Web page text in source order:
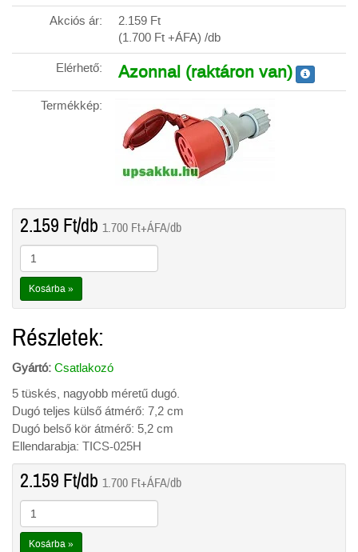
Akciós ár:
2.159 Ft
(1.700 Ft +ÁFA) /db
Elérhető:
Azonnal (raktáron van)
Termékkép:
2.159 Ft/db 1.700 Ft+ÁFA/db
Kosárba »
Részletek:
Gyártó: Csatlakozó
5 tüskés, nagyobb méretű dugó.
Dugó teljes külső átmérő: 7,2 cm
Dugó belső kör átmérő: 5,2 cm
Ellendarabja: TICS-025H
2.159 Ft/db 1.700 Ft+ÁFA/db
Kosárba »